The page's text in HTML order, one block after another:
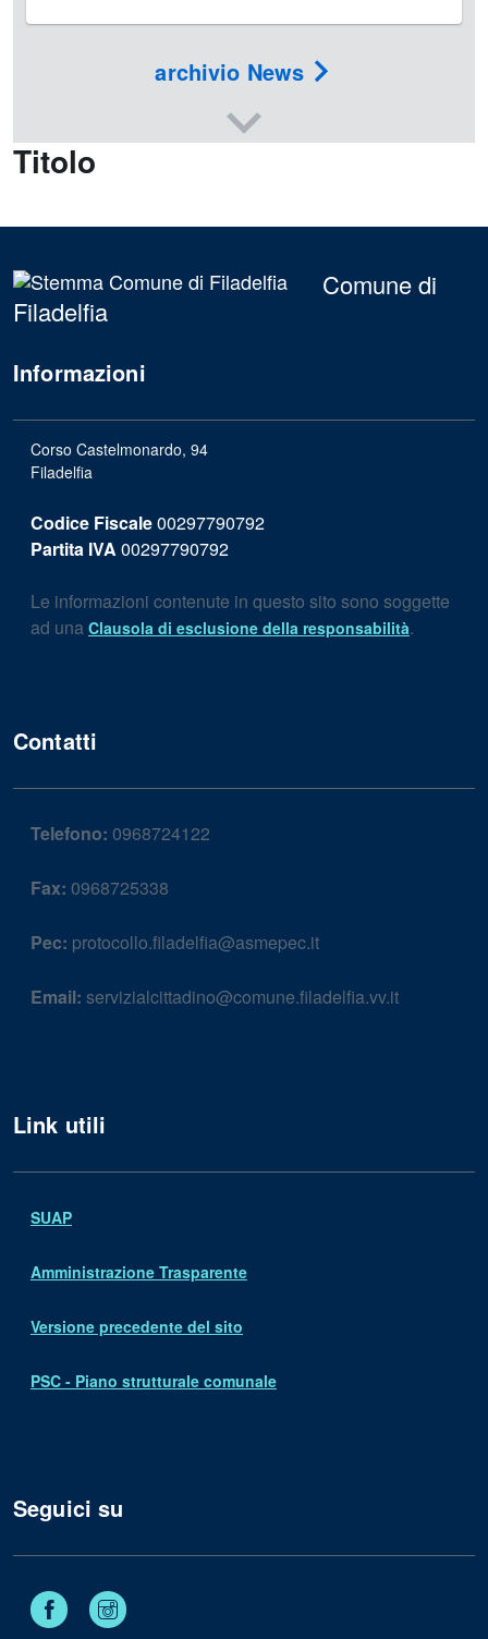
archivio News
Titolo
Comune di
Filadelfia
Informazioni
Corso Castelmonardo, 94
Filadelfia
Codice Fiscale00297790792
Partita IVA 00297790792
Le informazioni contenute in questo sito sono soggette
ad una Clausola di esclusione della responsabilità.
Contatti
Telefono: 0968724122
Fax: 0968725338
Pec: protocollo.filadelfia@asmepec.it
Email: servizialcittadino@comune.filadelfia.vv.it
Link utili
SUAP
Amministrazione Trasparente
Versione precedente del sito
PSC - Piano strutturale comunale
Seguici su
Facebook